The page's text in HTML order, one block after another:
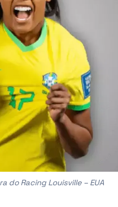
do Racing Louisville – EUA